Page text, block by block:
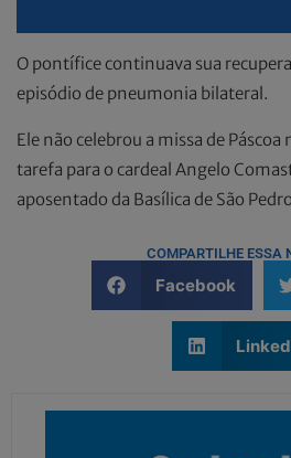
O pontífice continuava sua
episódio de pneumonia bilateral.
Ele não celebrou a missa de Páscoa
tarefa para o cardeal Angelo
aposentado da Basílica de São
COMPARTILHE ESSA
Facebook